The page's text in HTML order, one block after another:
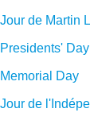
Jour de Martin
Memorial Day
Jour de